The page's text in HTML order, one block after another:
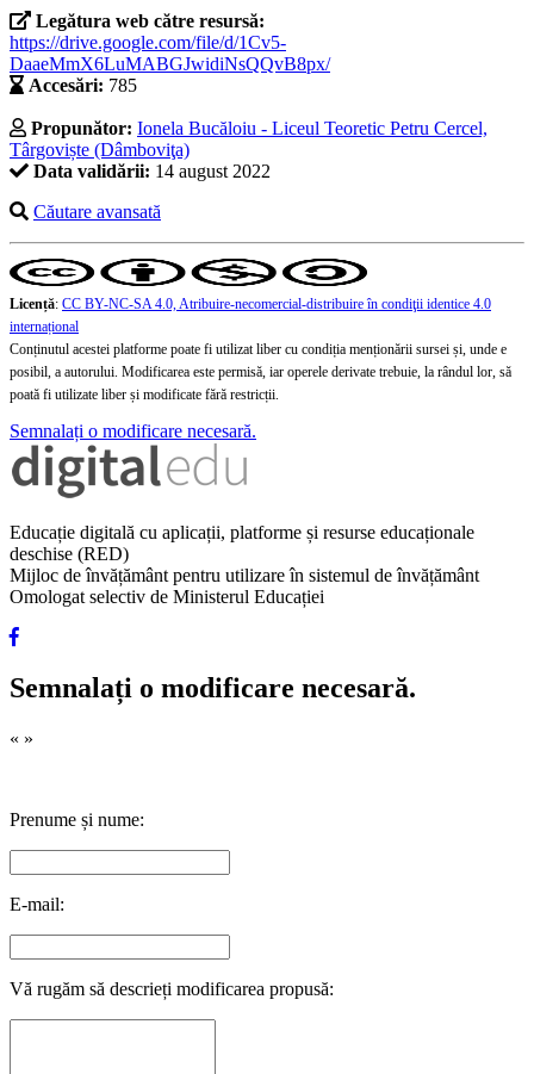
Legătura web către resursă:
https://drive.google.com/file/d/1Cv5-
DaaeMmX6LuMABGJwidiNsQQvB8px/
Accesări: 785
Propunător: Ionela Bucăloiu - Liceul Teoretic Petru Cercel,
Târgoviște (Dâmboviţa)
Data validării: 14 august 2022
Căutare avansată
Licență: CC BY-NC-SA 4.0, Atribuire-necomercial-distribuire în condiţii identice 4.0
internațional
Conținutul acestei platforme poate fi utilizat liber cu condiția menționării sursei și, unde e
posibil, a autorului. Modificarea este permisă, iar operele derivate trebuie, la rândul lor, să
poată fi utilizate liber și modificate fără restricții.
Semnalați o modificare necesară.
Educație digitală cu aplicații, platforme și resurse educaționale
deschise (RED)
Mijloc de învățământ pentru utilizare în sistemul de învățământ
Omologat selectiv de Ministerul Educației
Semnalați o modificare necesară.
« »
Prenume și nume:
E-mail:
Vă rugăm să descrieți modificarea propusă: